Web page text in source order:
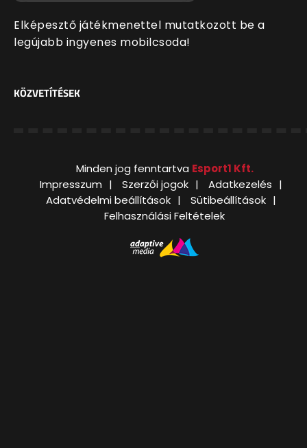
Elképesztő játékmenettel mutatkozott be a
legújabb ingyenes mobilcsoda!
KÖZVETÍTÉSEK
Minden jog fenntartva Esport1 Kft.
Impresszum
Szerzői jogok
Adatkezelés
Adatvédelmi beállítások
Sütibeállítások
Felhasználási Feltételek